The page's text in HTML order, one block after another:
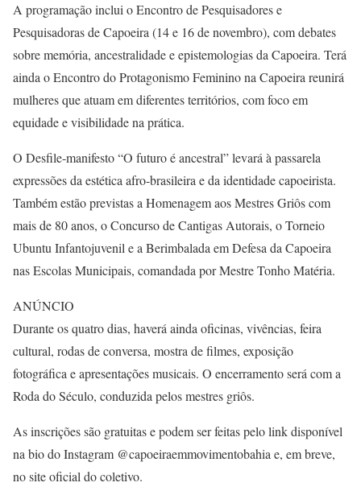
A programação inclui o Encontro de Pesquisadores e
Pesquisadoras de Capoeira (14 e 16 de novembro), com debates
sobre memória, ancestralidade e epistemologias da Capoeira. Terá
ainda o Encontro do Protagonismo Feminino na Capoeira reunirá
mulheres que atuam em diferentes territórios, com foco em
equidade e visibilidade na prática.
O Desfile-manifesto “O futuro é ancestral” levará à passarela
expressões da estética afro-brasileira e da identidade capoeirista.
Também estão previstas a Homenagem aos Mestres Griôs com
mais de 80 anos, o Concurso de Cantigas Autorais, o Torneio
Ubuntu Infantojuvenil e a Berimbalada em Defesa da Capoeira
nas Escolas Municipais, comandada por Mestre Tonho Matéria.
ANÚNCIO
Durante os quatro dias, haverá ainda oficinas, vivências, feira
cultural, rodas de conversa, mostra de filmes, exposição
fotográfica e apresentações musicais. O encerramento será com a
Roda do Século, conduzida pelos mestres griôs.
As inscrições são gratuitas e podem ser feitas pelo link disponível
na bio do Instagram @capoeiraemmovimentobahia e, em breve,
no site oficial do coletivo.